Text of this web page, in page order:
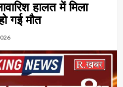
हालत में मिला
गई मौत